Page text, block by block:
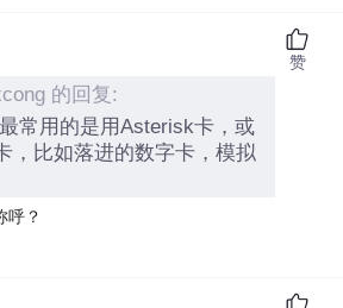
的回复:
常用的是用Asterisk卡，或
，比如落进的数字卡，模拟
呼？
赞